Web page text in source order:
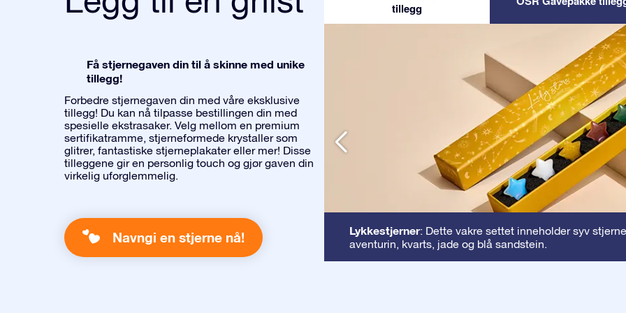
Få stjernegaven din til å skinne med unike
tillegg!
Forbedre stjernegaven din med våre eksklusive
tillegg! Du kan nå tilpasse bestillingen din med
spesielle ekstrasaker. Velg mellom en premium
sertifikatramme, stjerneformede krystaller som
glitrer, fantastiske stjerneplakater eller mer! Disse
tilleggene gir en personlig touch og gjør gaven din
virkelig uforglemmelig.
Navngi en stjerne nå!
tillegg
Lykkestjerner: Dette vakre settet inneholder syv
aventurin, kvarts, jade og blå sandstein.